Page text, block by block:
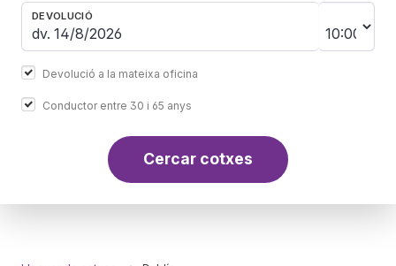
DEVOLUCIÓ
Devolució a la mateixa oficina
Conductor entre 30 i 65 anys
Cercar cotxes